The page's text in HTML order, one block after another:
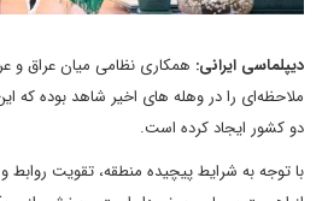
دیپلماسی ایرانی: همکاری نظامی میان عراق و
ملاحظه‌ای را در وهله های اخیر شاهد بوده که
دو کشور ایجاد کرده است.
با توجه به شرایط پیچیده منطقه، تقویت